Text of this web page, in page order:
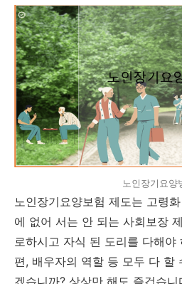
노인장기요양
노인장기요양보험 제도는 고령
에 없어 서는 안 되는 사회보장
로하시고 자식 된 도리를 다해야
편, 배우자의 역할 등 모두 다 할
겠습니까? 상상만 해도 즐겁습